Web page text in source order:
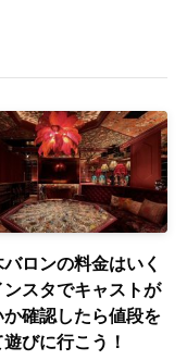
ロンの料金はいく
ンスタでキャストが
か確認したら値段を
びに行こう！